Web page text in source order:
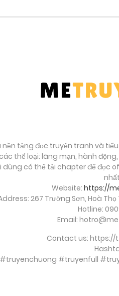
nền tảng đọc truyện tranh và
thể loại: lãng mạn, hành
có thể tải chapter để đọc
Website: https://
267 Trường Sơn, Hoà
Hotline:
Email:
Contact us: https://
#truyenfull